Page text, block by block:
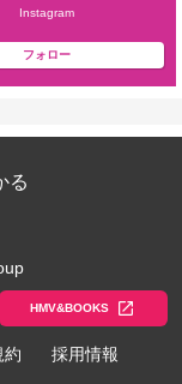
Instagram
フォロー
る
HMV&BOOKS
約 採用情報